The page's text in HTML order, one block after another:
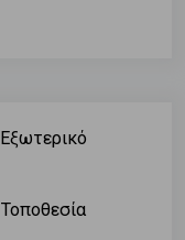
Εξωτερικό
Τοποθεσία